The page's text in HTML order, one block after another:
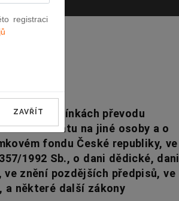
o podmínkách převodu
státu na jiné osoby a o
fondu České republiky, ve
1992 Sb., o dani dědické, dani
znění pozdějších předpisů, ve
a některé další zákony
registraci
ZAVŘÍT